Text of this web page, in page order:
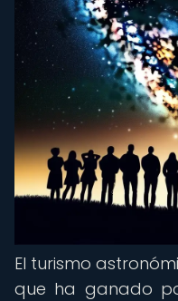
El turismo
que ha ganado